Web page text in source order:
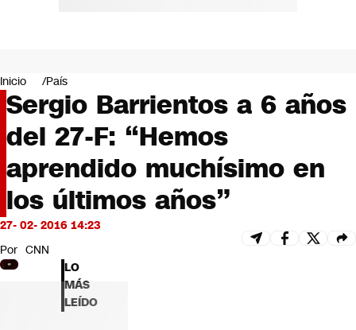
Negocios
Deportes
Programas completos
Cultura
Servicios
Bits
CNN Data
CNN tiempo
Futuro 360
Inicio País
Sergio Barrientos a 6 años
del 27-F: “Hemos
aprendido muchísimo en
los últimos años”
27- 02- 2016 14:23
Por CNN
LO
MÁS
LEÍDO